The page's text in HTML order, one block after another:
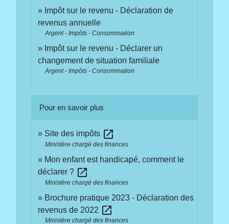
Impôt sur le revenu - Déclaration de
revenus annuelle
Argent - Impôts - Consommation
Impôt sur le revenu - Déclarer un
changement de situation familiale
Argent - Impôts - Consommation
Pour en savoir plus
Site des impôts open_in_new
Ministère chargé des finances
Mon enfant est handicapé, comment le
déclarer ? open_in_new
Ministère chargé des finances
Brochure pratique 2023 - Déclaration des
revenus de 2022 open_in_new
Ministère chargé des finances